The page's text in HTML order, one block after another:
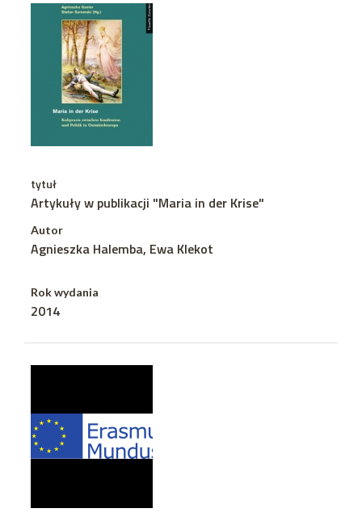
tytuł
Artykuły w publikacji "Maria in der Krise"
Autor
Agnieszka Halemba, Ewa Klekot
Rok wydania
2014